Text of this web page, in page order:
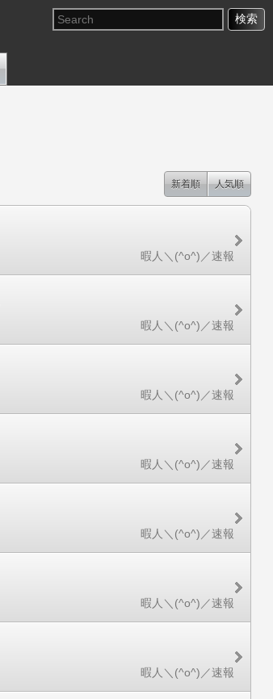
新着順 人気順
暇人＼(^o^)／速報
暇人＼(^o^)／速報
暇人＼(^o^)／速報
暇人＼(^o^)／速報
暇人＼(^o^)／速報
暇人＼(^o^)／速報
暇人＼(^o^)／速報